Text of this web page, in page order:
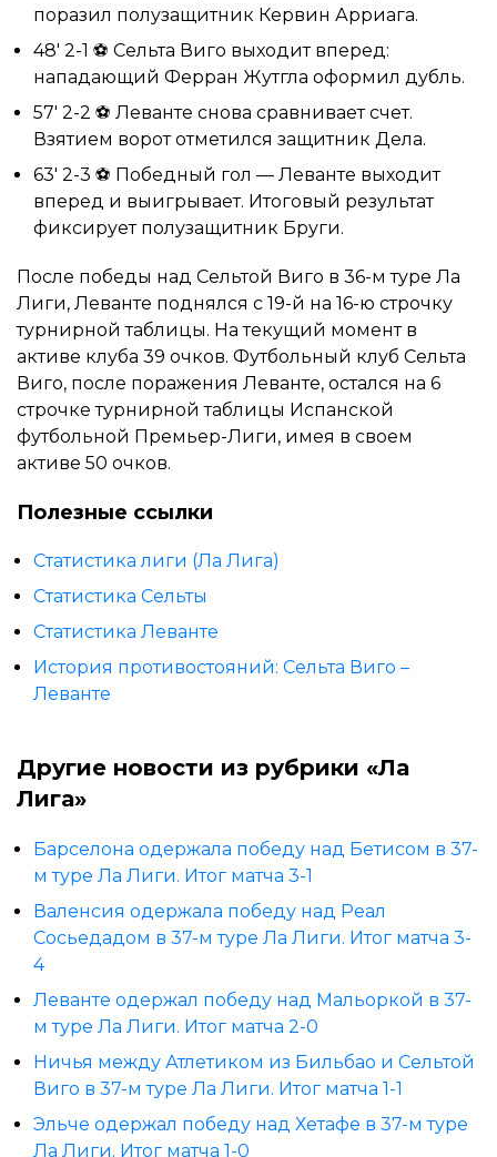
поразил полузащитник Кервин Арриага.
48′ 2-1 ⚽ Сельта Виго выходит вперед:
нападающий Ферран Жутгла оформил дубль.
57′ 2-2 ⚽ Леванте снова сравнивает счет.
Взятием ворот отметился защитник Дела.
63′ 2-3 ⚽ Победный гол — Леванте выходит
вперед и выигрывает. Итоговый результат
фиксирует полузащитник Бруги.
После победы над Сельтой Виго в 36-м туре Ла
Лиги, Леванте поднялся с 19-й на 16-ю строчку
турнирной таблицы. На текущий момент в
активе клуба 39 очков. Футбольный клуб Сельта
Виго, после поражения Леванте, остался на 6
строчке турнирной таблицы Испанской
футбольной Премьер-Лиги, имея в своем
активе 50 очков.
Полезные ссылки
Статистика лиги (Ла Лига)
Статистика Сельты
Статистика Леванте
История противостояний: Сельта Виго –
Леванте
Другие новости из рубрики «Ла
Лига»
Барселона одержала победу над Бетисом в 37-
м туре Ла Лиги. Итог матча 3-1
Валенсия одержала победу над Реал
Сосьедадом в 37-м туре Ла Лиги. Итог матча 3-
4
Леванте одержал победу над Мальоркой в 37-
м туре Ла Лиги. Итог матча 2-0
Ничья между Атлетиком из Бильбао и Сельтой
Виго в 37-м туре Ла Лиги. Итог матча 1-1
Эльче одержал победу над Хетафе в 37-м туре
Ла Лиги. Итог матча 1-0